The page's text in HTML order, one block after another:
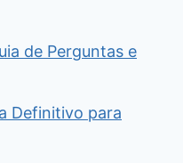
de Perguntas e
Definitivo para